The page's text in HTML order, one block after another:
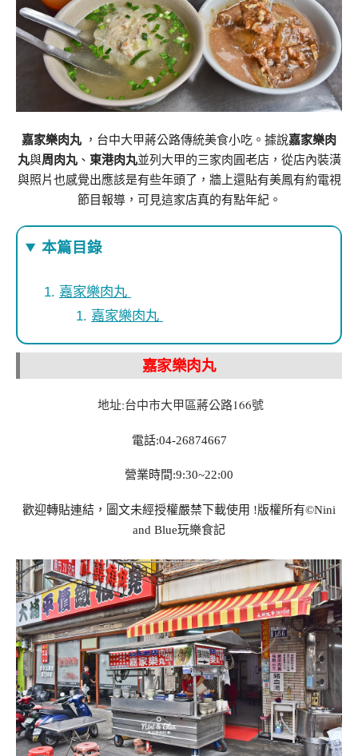
嘉家樂肉丸 ，台中大甲蔣公路傳統美食小吃。據說嘉家樂肉
丸與周肉丸、 東港肉丸並列大甲的三家肉圓老店，從店內裝潢
與照片也感覺出應該是有些年頭了，牆上還貼有美鳳有約電視
節目報導，可見這家店真的有點年紀。
本篇目錄
嘉家樂肉丸
嘉家樂肉丸
嘉家樂肉丸
地址:台中市大甲區蔣公路166號
電話:04-26874667
營業時間:9:30~22:00
歡迎轉貼連結，圖文未經授權嚴禁下載使用 !版權所有©Nini
and Blue玩樂食記